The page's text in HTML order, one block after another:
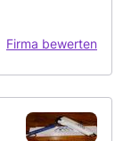
Firma bewerten